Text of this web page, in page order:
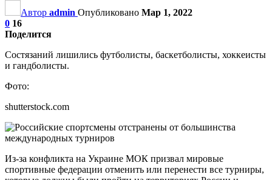
Автор admin Опубликовано Мар 1, 2022
0 16
Поделится
Состязаний лишились футболисты, баскетболисты, хоккеисты
и гандболисты.
Фото:
shutterstock.com
Из-за конфликта на Украине МОК призвал мировые
спортивные федерации отменить или перенести все турниры,